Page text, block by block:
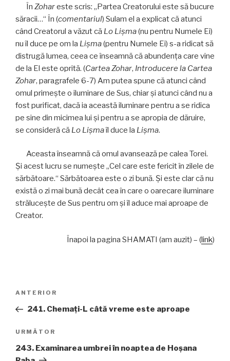
În Zohareste scris: „Partea Creatorului este să bucure
săracii…“ În (comentariul) Sulam el a explicat că atunci
când Creatorul a văzut că Lo Lișma(nu pentru Numele Ei)
nu îl duce pe om la Lișma(pentru Numele Ei) s-a ridicat să
distrugă lumea, ceea ce înseamnă că abundenţa care vine
de la El este oprită. (Cartea Zohar, Introducere la Cartea
Zohar, paragrafele 6-7) Am putea spune că atunci când
omul primeşte o iluminare de Sus, chiar şi atunci când nu a
fost purificat, dacă ia această iluminare pentru a se ridica
pe sine din micimea lui şi pentru a se apropia de dăruire,
se consideră că Lo Lișmaîl duce la Lișma.
Aceasta înseamnă că omul avansează pe calea Torei.
Şi acest lucru se numeşte „Cel care este fericit în zilele de
sărbătoare.“ Sărbătoarea este o zi bună. Şi este clar că nu
există o zi mai bună decât cea în care o oarecare iluminare
străluceşte de Sus pentru om şi îl aduce mai aproape de
Creator.
Înapoi la pagina SHAMATI (am auzit) – (link)
articole
Articolul
anterior
ANTERIOR
241. Chemaţi-L câtă vreme este aproape
Articolul
următor
URMĂTOR
243. Examinarea umbrei în noaptea de Hoşana